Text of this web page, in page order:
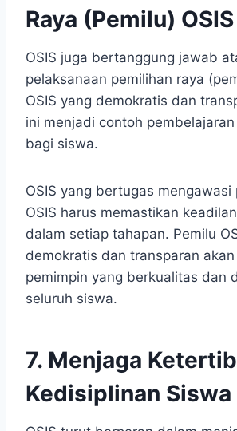
Raya (Pemilu) OSIS
OSIS juga bertanggung jawab
pelaksanaan pemilihan raya
OSIS yang demokratis dan
ini menjadi contoh
bagi siswa.
OSIS yang bertugas mengawasi
OSIS harus memastikan
dalam setiap tahapan. Pemilu
demokratis dan transparan
pemimpin yang berkualitas dan
seluruh siswa.
7. Menjaga
Kedisiplinan Siswa